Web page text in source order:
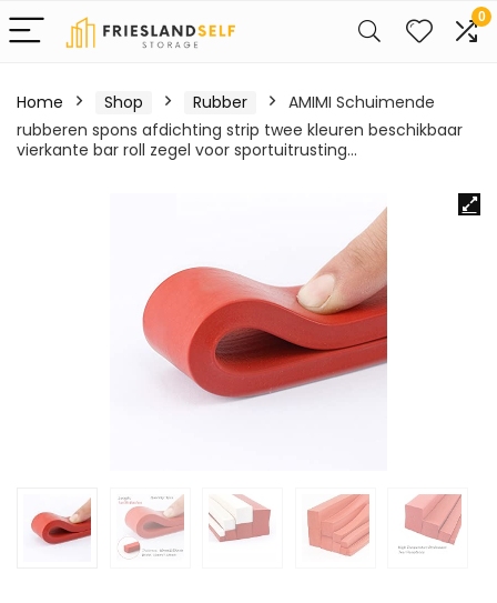
0
Home Shop Rubber
AMIMI Schuimende
rubberen spons afdichting strip twee kleuren beschikbaar
vierkante bar roll zegel voor sportuitrusting…